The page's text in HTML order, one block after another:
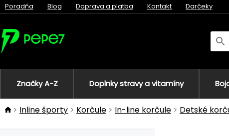
Poradňa Blog Doprava a platba Kontakt Darčeky
Značky A-Z Doplnky stravy a vitamíny
Inline športy Korčule In-line korčule Detské